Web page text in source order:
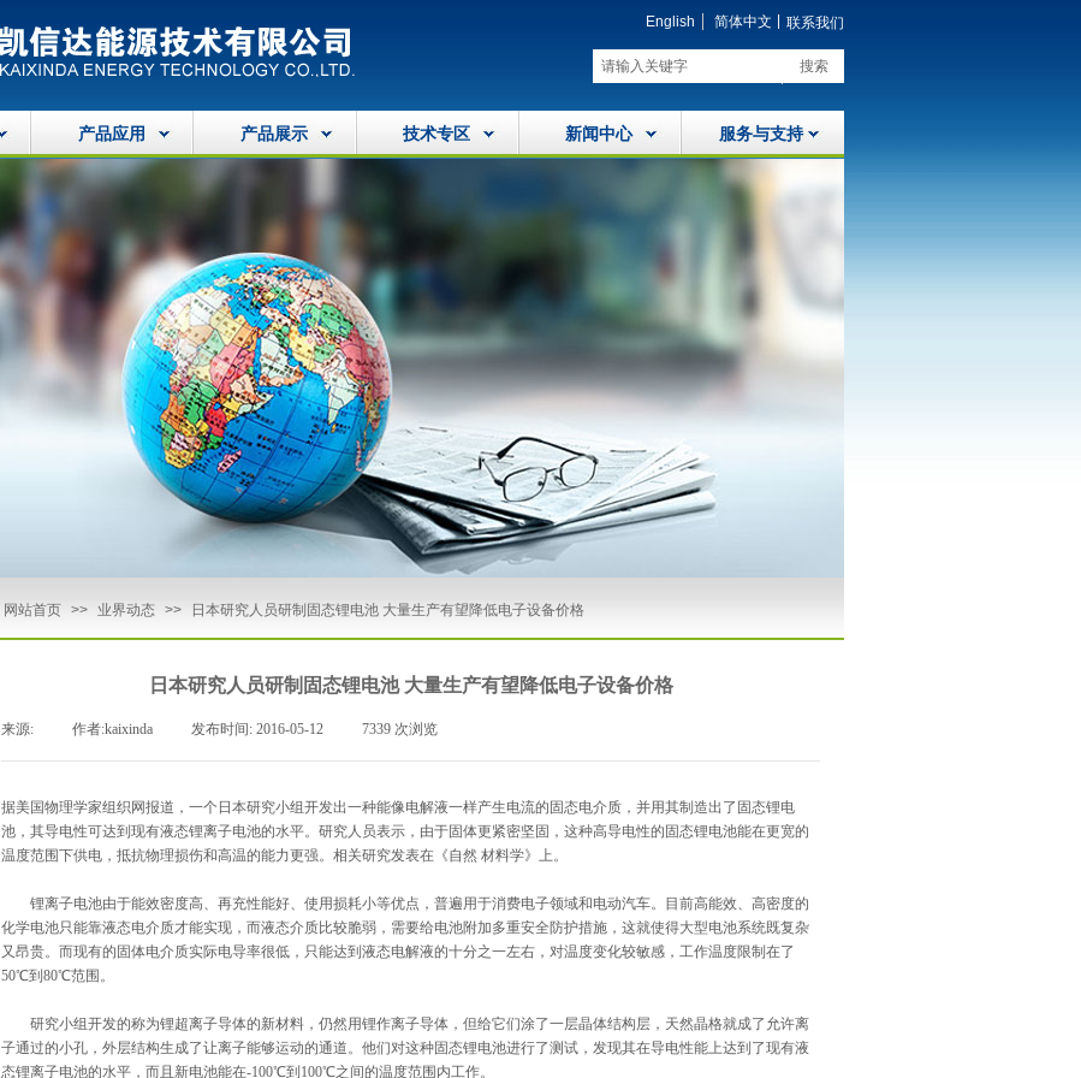
English 简体中文 联系我们
搜索
产品应用 产品展示 技术专区 新闻中心 服务与支持
网站首页 >> 业界动态 >> 日本研究人员研制固态锂电池 大量生产有望降低电子设备价格
日本研究人员研制固态锂电池 大量生产有望降低电子设备价格
来源: 作者:kaixinda 发布时间: 2016-05-12 7339 次浏览
据美国物理学家组织网报道，一个日本研究小组开发出一种能像电解液一样产生电流的固态电介质，并用其制造出了固态锂电
池，其导电性可达到现有液态锂离子电池的水平。研究人员表示，由于固体更紧密坚固，这种高导电性的固态锂电池能在更宽的
温度范围下供电，抵抗物理损伤和高温的能力更强。相关研究发表在《自然 材料学》上。
锂离子电池由于能效密度高、再充性能好、使用损耗小等优点，普遍用于消费电子领域和电动汽车。目前高能效、高密度的
化学电池只能靠液态电介质才能实现，而液态介质比较脆弱，需要给电池附加多重安全防护措施，这就使得大型电池系统既复杂
又昂贵。而现有的固体电介质实际电导率很低，只能达到液态电解液的十分之一左右，对温度变化较敏感，工作温度限制在了
50℃到80℃范围。
研究小组开发的称为锂超离子导体的新材料，仍然用锂作离子导体，但给它们涂了一层晶体结构层，天然晶格就成了允许离
子通过的小孔，外层结构生成了让离子能够运动的通道。他们对这种固态锂电池进行了测试，发现其在导电性能上达到了现有液
态锂离子电池的水平，而且新电池能在-100℃到100℃之间的温度范围内工作。